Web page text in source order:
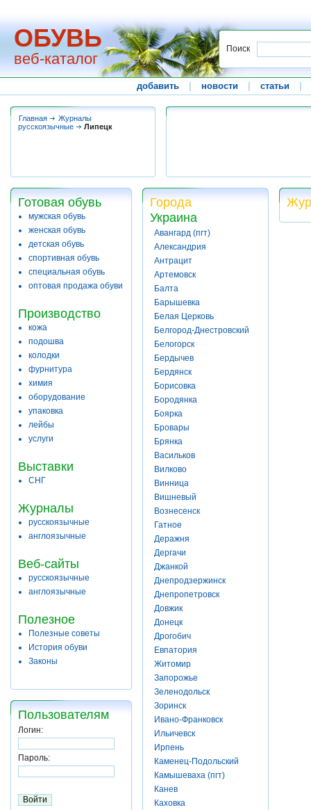
ОБУВЬ
веб-каталог
Поиск
добавить новости статьи
Главная
Журналы
русскоязычные
Липецк
Готовая обувь
мужская обувь
женская обувь
детская обувь
спортивная обувь
специальная обувь
оптовая продажа обуви
Производство
кожа
подошва
колодки
фурнитура
химия
оборудование
упаковка
лейбы
услуги
Выставки
СНГ
Журналы
русскоязычные
англоязычные
Веб-сайты
русскоязычные
англоязычные
Полезное
Полезные советы
История обуви
Законы
Пользователям
Логин:
Пароль:
Города
Украина
Авангард (пгт)
Александрия
Антрацит
Артемовск
Балта
Барышевка
Белая Церковь
Белгород-Днестровский
Белогорск
Бердычев
Бердянск
Борисовка
Бородянка
Боярка
Бровары
Брянка
Васильков
Вилково
Винница
Вишневый
Вознесенск
Гатное
Деражня
Дергачи
Джанкой
Днепродзержинск
Днепропетровск
Довжик
Донецк
Дрогобич
Евпатория
Житомир
Запорожье
Зеленодольск
Зоринск
Ивано-Франковск
Ильичевск
Ирпень
Каменец-Подольский
Камышеваха (пгт)
Канев
Каховка